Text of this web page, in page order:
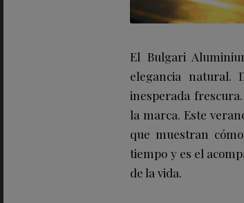
El Bulgari
elegancia natural.
inesperada
la marca. Este
que muestran
tiempo y es el
de la vida.